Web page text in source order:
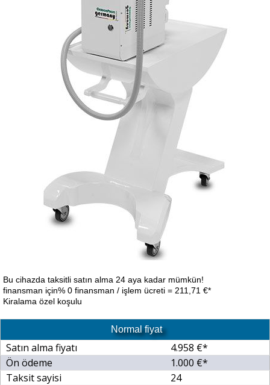
Bu cihazda taksitli satın alma 24 aya kadar mümkün!
finansman için% 0 finansman / işlem ücreti = 211,71 €*
Kiralama özel koşulu
Normal fiyat
Satın alma fiyatı
4.958 €*
Ön ödeme
1.000 €*
Taksit sayisi
24